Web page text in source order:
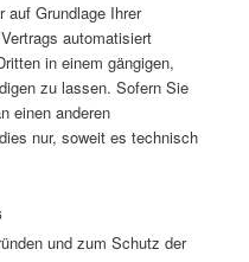
auf Grundlage Ihrer
automatisiert
in einem gängigen,
zu lassen. Sofern Sie
einen anderen
nur, soweit es technisch
und zum Schutz der